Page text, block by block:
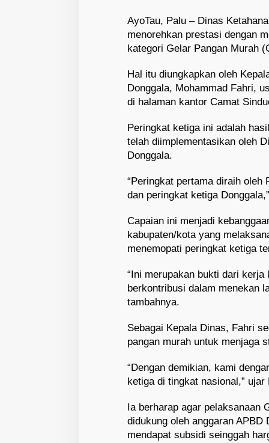
AyoTau, Palu – Dinas
menorehkan prestasi dengan
kategori Gelar Pangan Murah
Hal itu diungkapkan oleh
Donggala, Mohammad Fahri,
di halaman kantor Camat
Peringkat ketiga ini adalah
telah diimplementasikan oleh
Donggala.
“Peringkat pertama diraih oleh
dan peringkat ketiga
Capaian ini menjadi
kabupaten/kota yang
menemopati peringkat ketiga
“Ini merupakan bukti dari
berkontribusi dalam menekan
tambahnya.
Sebagai Kepala Dinas, Fahri
pangan murah untuk menjaga
“Dengan demikian, kami
ketiga di tingkat nasional,” ujar
Ia berharap agar pelaksanaan
didukung oleh anggaran APBD
mendapat subsidi seinggah